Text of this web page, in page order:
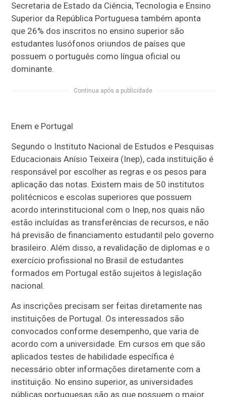
Secretaria de Estado da Ciência, Tecnologia e Ensino
Superior da República Portuguesa também aponta
que 26% dos inscritos no ensino superior são
estudantes lusófonos oriundos de países que
possuem o português como língua oficial ou
dominante.
Continua após a publicidade
Enem e Portugal
Segundo o Instituto Nacional de Estudos e Pesquisas
Educacionais Anísio Teixeira (Inep), cada instituição é
responsável por escolher as regras e os pesos para
aplicação das notas. Existem mais de 50 institutos
politécnicos e escolas superiores que possuem
acordo interinstitucional com o Inep, nos quais não
estão incluídas as transferências de recursos, e não
há previsão de financiamento estudantil pelo governo
brasileiro. Além disso, a revalidação de diplomas e o
exercício profissional no Brasil de estudantes
formados em Portugal estão sujeitos à legislação
nacional.
As inscrições precisam ser feitas diretamente nas
instituições de Portugal. Os interessados são
convocados conforme desempenho, que varia de
acordo com a universidade. Em cursos em que são
aplicados testes de habilidade específica é
necessário obter informações diretamente com a
instituição. No ensino superior, as universidades
públicas portuguesas são as que possuem o maior